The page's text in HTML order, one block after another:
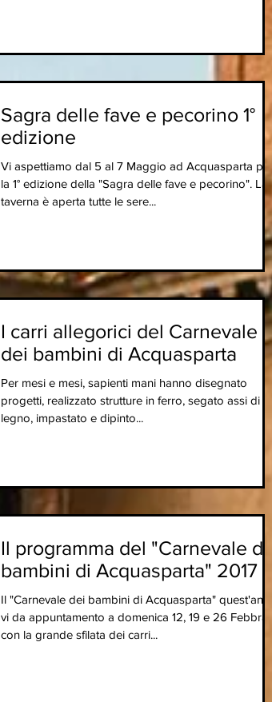
Sagra delle fave e pecorino 1°
edizione
Vi aspettiamo dal 5 al 7 Maggio ad Acquasparta per
la 1° edizione della "Sagra delle fave e pecorino". La
taverna è aperta tutte le sere...
I carri allegorici del Carnevale
dei bambini di Acquasparta
Per mesi e mesi, sapienti mani hanno disegnato
progetti, realizzato strutture in ferro, segato assi di
legno, impastato e dipinto...
Il programma del "Carnevale dei
bambini di Acquasparta" 2017
Il "Carnevale dei bambini di Acquasparta" quest'anno
vi da appuntamento a domenica 12, 19 e 26 Febbraio
con la grande sfilata dei carri...